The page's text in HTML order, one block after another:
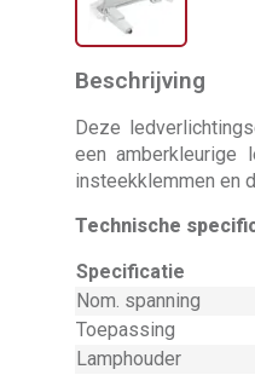
Beschrijving
Deze
een amberkleurige
insteekklemmen en
Technische
Specificatie
Nom. spanning
Toepassing
Lamphouder